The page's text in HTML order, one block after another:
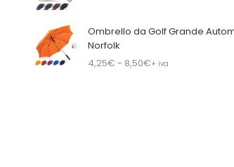
Ombrello da Golf Grande
Norfolk
4,25€ - 8,50€+ iva